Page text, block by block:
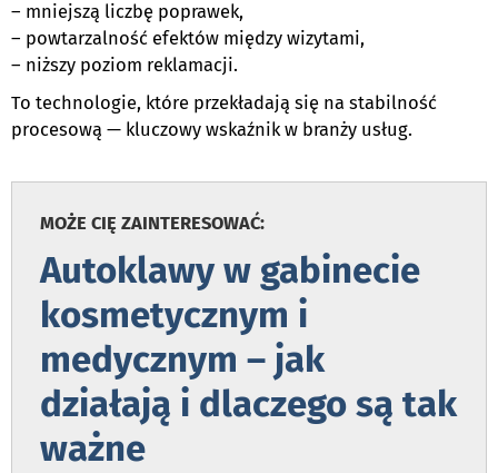
– mniejszą liczbę poprawek,
– powtarzalność efektów między wizytami,
– niższy poziom reklamacji.
To technologie, które przekładają się na stabilność
procesową — kluczowy wskaźnik w branży usług.
MOŻE CIĘ ZAINTERESOWAĆ:
Autoklawy w gabinecie
kosmetycznym i
medycznym – jak
działają i dlaczego są tak
ważne